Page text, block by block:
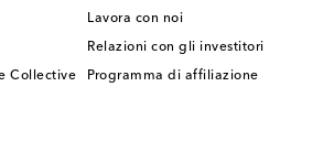
Collective
Lavora con noi
Relazioni con gli investitori
Programma di affiliazione